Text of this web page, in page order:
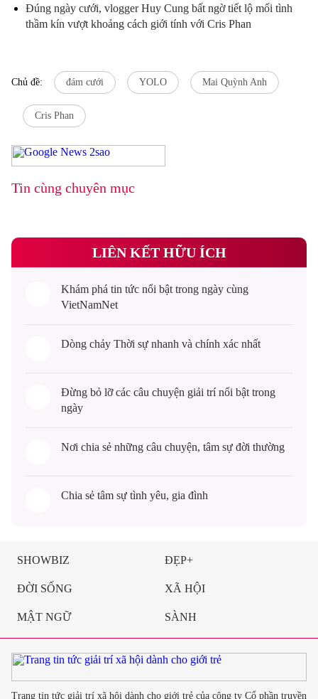
Đúng ngày cưới, vlogger Huy Cung bất ngờ tiết lộ mối tình
thầm kín vượt khoảng cách giới tính với Cris Phan
Chủ đề: đám cưới YOLO Mai Quỳnh Anh
Cris Phan
Tin cùng chuyên mục
LIÊN KẾT HỮU ÍCH
Khám phá tin tức nổi bật trong ngày cùng
VietNamNet
Dòng chảy Thời sự nhanh và chính xác nhất
Đừng bỏ lỡ các câu chuyện giải trínổi bật trong
ngày
Nơi chia sẻ những câu chuyện, tâm sự đời thường
Chia sẻ tâm sự tình yêu, gia đình
SHOWBIZ ĐẸP+
ĐỜI SỐNG XÃ HỘI
MẬT NGỮ SÀNH
Trang tin tức giải trí xã hội dành cho giới trẻ của công ty Cổ phần truyền